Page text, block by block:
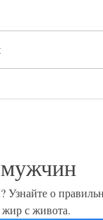
Узнайте о
с живота.